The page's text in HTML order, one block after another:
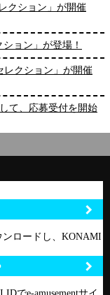
クション」が開催
ョン」が登場！
レクション」が開催
て、応募受付を開始
ンロードし、KONAMI